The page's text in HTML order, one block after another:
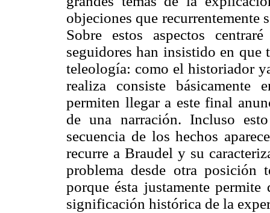
objeciones que recurrentemente
Sobre estos aspectos
seguidores han insistido en que
teleología: como el historiador
realiza consiste básicamente
permiten llegar a este final
de una narración. Incluso
secuencia de los hechos
recurre a Braudel y su
problema desde otra posición
porque ésta justamente
significación histórica de la